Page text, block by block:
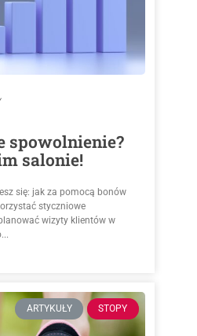
spowolnienie?
salonie!
się: jak za pomocą bonów
styczniowe
wizyty klientów w
ARTYKUŁY STOPY